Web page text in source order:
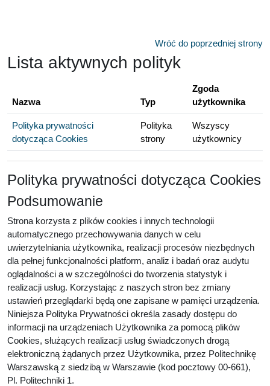
Wróć do poprzedniej strony
Lista aktywnych polityk
Nazwa Typ
Zgoda
użytkownika
Polityka prywatności
dotycząca Cookies
Polityka
strony
Wszyscy
użytkownicy
Polityka prywatności dotycząca Cookies
Podsumowanie
Strona korzysta z plików cookies i innych technologii
automatycznego przechowywania danych w celu
uwierzytelniania użytkownika, realizacji procesów niezbędnych
dla pełnej funkcjonalności platform, analiz i badań oraz audytu
oglądalności a w szczególności do tworzenia statystyk i
realizacji usług. Korzystając z naszych stron bez zmiany
ustawień przeglądarki będą one zapisane w pamięci urządzenia.
Niniejsza Polityka Prywatności określa zasady dostępu do
informacji na urządzeniach Użytkownika za pomocą plików
Cookies, służących realizacji usług świadczonych drogą
elektroniczną żądanych przez Użytkownika, przez Politechnikę
Warszawską z siedzibą w Warszawie (kod pocztowy 00-661),
Pl. Politechniki 1.